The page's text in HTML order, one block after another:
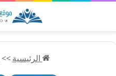
الرئيسية >>